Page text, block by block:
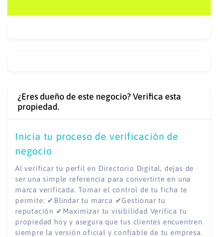
¿Eres dueño de este negocio? Verifica esta
propiedad.
Inicia tu proceso de verificación de
negocio
Al verificar tu perfil en Directorio Digital, dejas de
ser una simple referencia para convertirte en una
marca verificada. Tomar el control de tu ficha te
permite: ✔Blindar tu marca ✔Gestionar tu
reputación ✔Maximizar tu visibilidad Verifica tu
propiedad hoy y asegura que tus clientes encuentren
siempre la versión oficial y confiable de tu empresa.